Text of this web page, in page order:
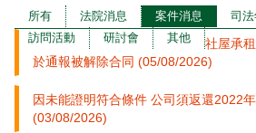
司法變賣
統計資料
財產申報查閱
下載區
所有 法院消息 案件消息
司
訪問活動
研討會 其他
社屋承
於通報被解除合同 (05/08/2026)
因未能證明符合條件 公司須返還2022
(03/08/2026)